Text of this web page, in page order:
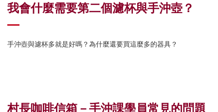
我會什麼需要第二個濾杯與手沖壺？
手沖壺與濾杯多就是好嗎？為什麼還要買這麼多的器具？
村長咖啡信箱－手沖課學員常見的問題